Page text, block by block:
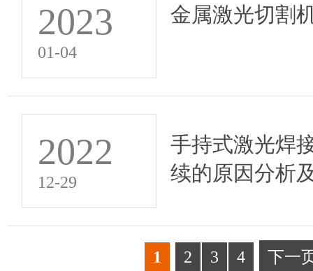
2023
01-04
金属激光切割
2022
12-29
手持式激光焊
续的原因分析
1 2 3 4 下一